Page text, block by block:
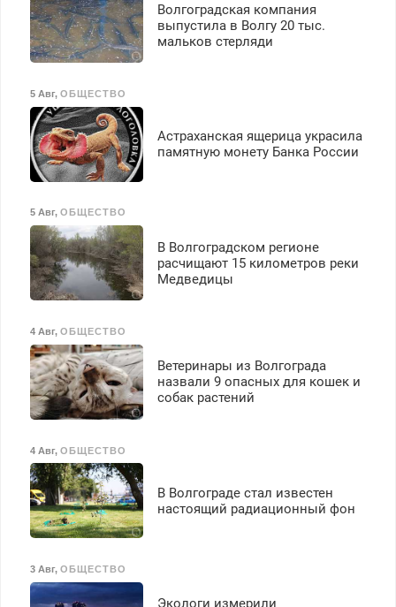
Волгоградская компания
выпустила в Волгу 20 тыс.
мальков стерляди
5 Авг, ОБЩЕСТВО
Астраханская ящерица украсила
памятную монету Банка России
5 Авг, ОБЩЕСТВО
В Волгоградском регионе
расчищают 15 километров реки
Медведицы
4 Авг, ОБЩЕСТВО
Ветеринары из Волгограда
назвали 9 опасных для кошек и
собак растений
4 Авг, ОБЩЕСТВО
В Волгограде стал известен
настоящий радиационный фон
3 Авг, ОБЩЕСТВО